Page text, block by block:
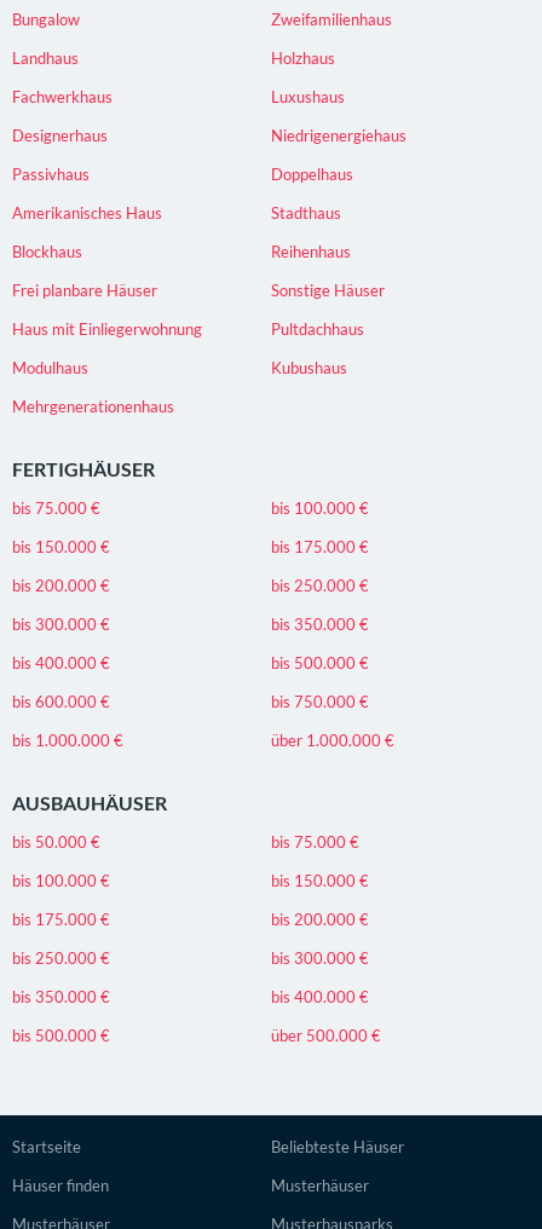
Bungalow
Zweifamilienhaus
Landhaus
Holzhaus
Fachwerkhaus
Luxushaus
Designerhaus
Niedrigenergiehaus
Passivhaus
Doppelhaus
Amerikanisches Haus
Stadthaus
Blockhaus
Reihenhaus
Frei planbare Häuser
Sonstige Häuser
Haus mit Einliegerwohnung
Pultdachhaus
Modulhaus
Kubushaus
Mehrgenerationenhaus
FERTIGHÄUSER
bis 75.000 €
bis 100.000 €
bis 150.000 €
bis 175.000 €
bis 200.000 €
bis 250.000 €
bis 300.000 €
bis 350.000 €
bis 400.000 €
bis 500.000 €
bis 600.000 €
bis 750.000 €
bis 1.000.000 €
über 1.000.000 €
AUSBAUHÄUSER
bis 50.000 €
bis 75.000 €
bis 100.000 €
bis 150.000 €
bis 175.000 €
bis 200.000 €
bis 250.000 €
bis 300.000 €
bis 350.000 €
bis 400.000 €
bis 500.000 €
über 500.000 €
Startseite
Häuser finden
Musterhäuser
Beliebteste Häuser
Musterhäuser
Musterhausparks